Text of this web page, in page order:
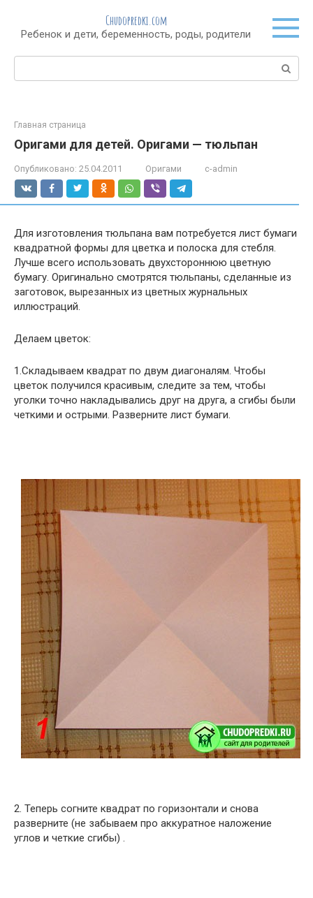
контенту
Chudopredki.com
Ребенок и дети, беременность, роды, родители
Поиск:
Главная страница
Оригами для детей. Оригами — тюльпан
Опубликовано: 25.04.2011 Оригами c-admin
Для изготовления тюльпана вам потребуется лист бумаги
квадратной формы для цветка и полоска для стебля.
Лучше всего использовать двухстороннюю цветную
бумагу. Оригинально смотрятся тюльпаны, сделанные из
заготовок, вырезанных из цветных журнальных
иллюстраций.
Делаем цветок:
1.Складываем квадрат по двум диагоналям. Чтобы
цветок получился красивым, следите за тем, чтобы
уголки точно накладывались друг на друга, а сгибы были
четкими и острыми. Разверните лист бумаги.
2. Теперь согните квадрат по горизонтали и снова
разверните (не забываем про аккуратное наложение
углов и четкие сгибы) .